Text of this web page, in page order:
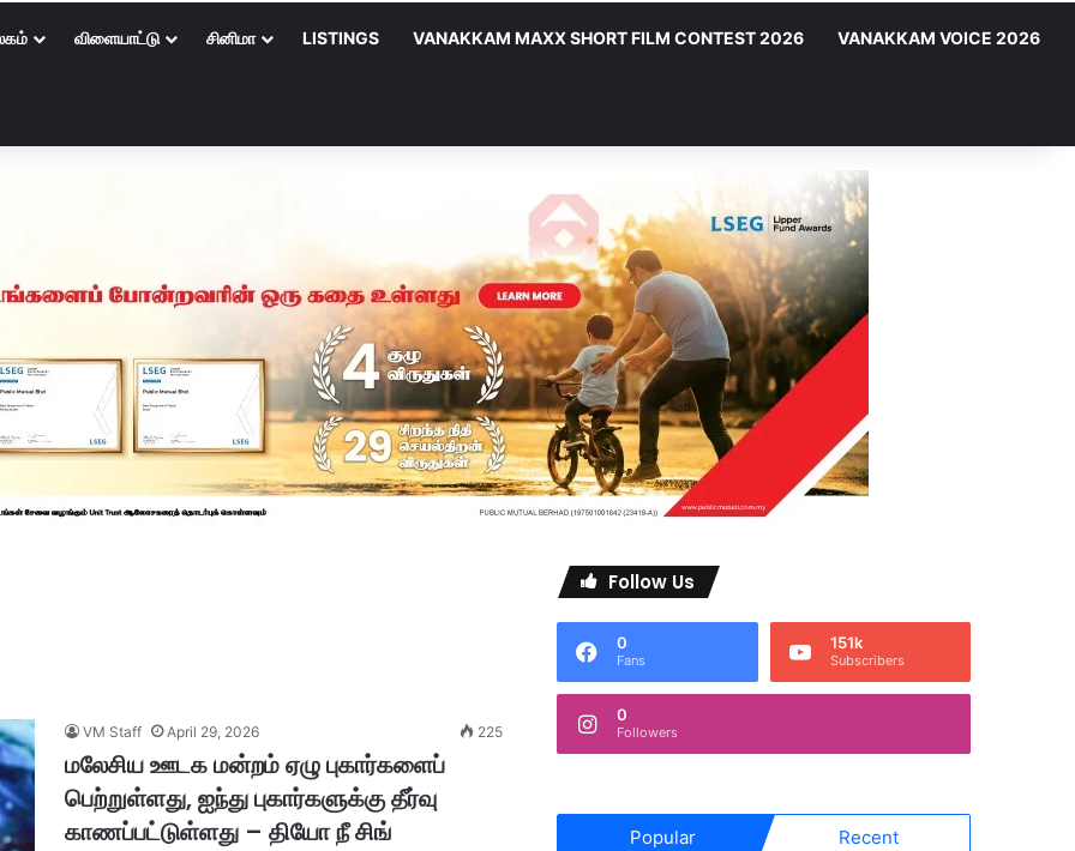
விளையாட்டு சினிமா LISTINGS VANAKKAM MAXX SHORT FILM CONTEST 2026 VANAKKAM VOICE 2026
VM Staff April 29, 2026 225
மலேசிய ஊடக மன்றம் ஏழு புகார்களைப்
பெற்றுள்ளது, ஐந்து புகார்களுக்கு தீர்வு
காணப்பட்டுள்ளது – தியோ நீ சிங்
Follow Us
0
Fans
151k
Subscribers
0
Followers
Popular Recent